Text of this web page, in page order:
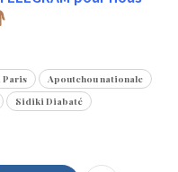
Paris
Apoutchou nationale
Sidiki Diabaté